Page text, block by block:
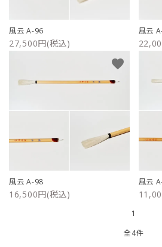
プライバシーポリシー
風云 A-96
27,500円(税込)
風云
風云 A-98
16,500円(税込)
favorite
風云
1
全4件